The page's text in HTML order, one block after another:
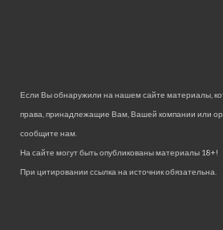
Если Вы обнаружили на нашем сайте материалы,
права, принадлежащие Вам, Вашей компании или
сообщите нам.
На сайте могут быть опубликованы материалы 18+!
При цитировании ссылка на источник обязательна.